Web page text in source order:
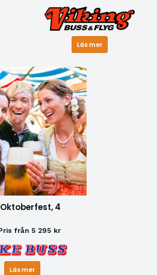
Läs mer
4
från 5 295 kr
Läs mer